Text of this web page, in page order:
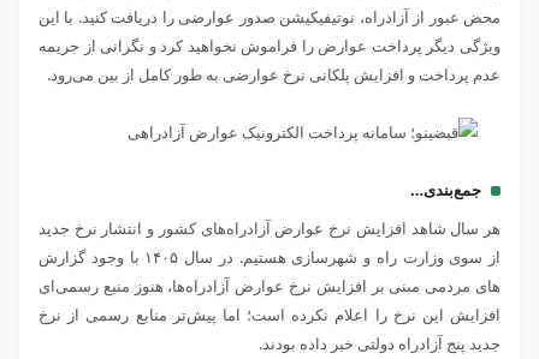
محض عبور از آزادراه، نوتیفیکیشن صدور عوارضی را دریافت کنید. با این
ویژگی دیگر پرداخت عوارض را فراموش نخواهید کرد و نگرانی از جریمه
عدم پرداخت و افزایش پلکانی نرخ عوارضی به طور کامل از بین می‌رود.
جمع‌بندی…
هر سال شاهد افزایش نرخ عوارض آزادراه‌های کشور و انتشار نرخ جدید
از سوی وزارت راه و شهرسازی هستیم. در سال ۱۴۰۵ با وجود گزارش
های مردمی مبنی بر افزایش نرخ عوارض آزادراه‌ها، هنوز منبع رسمی‌ای
افزایش این نرخ را اعلام نکرده است؛ اما پیش‌تر منابع رسمی از نرخ
جدید پنج آزادراه دولتی خبر داده بودند.